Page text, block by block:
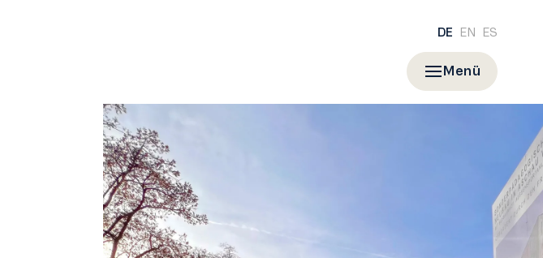
DE EN ES
Menü